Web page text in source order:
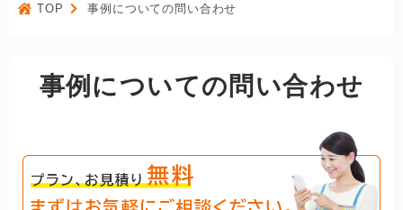
TOP 事例についての問い合わせ
事例についての問い合わせ